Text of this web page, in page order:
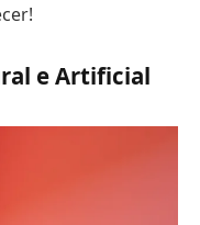
e Artificial